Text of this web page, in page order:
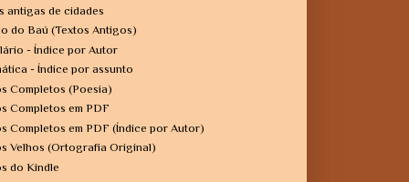
antigas de cidades
do Baú (Textos Antigos)
- Índice por Autor
- Índice por assunto
Completos (Poesia)
Completos em PDF
Completos em PDF (Índice por Autor)
Velhos (Ortografia Original)
do Kindle